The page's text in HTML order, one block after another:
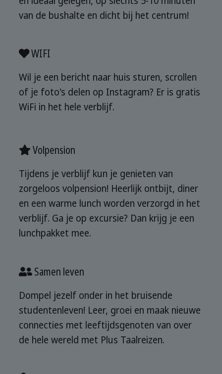
van de bushalte en dicht bij het centrum!
WIFI
Wil je een bericht naar huis sturen, scrollen
of je foto's delen op Instagram? Er is gratis
WiFi in het hele verblijf.
Volpension
Tijdens je verblijf kun je genieten van
zorgeloos volpension! Heerlijk ontbijt, diner
en een warme lunch worden verzorgd in het
verblijf. Ga je op excursie? Dan krijg je een
lunchpakket mee.
Samen leven
Dompel jezelf onder in het bruisende
studentenleven! Leer, groei en maak nieuwe
connecties met leeftijdsgenoten van over
de hele wereld met Plus Taalreizen.